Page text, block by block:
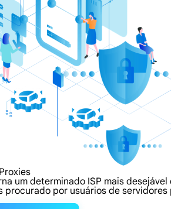
um determinado ISP mais
procurado por usuários de servidores